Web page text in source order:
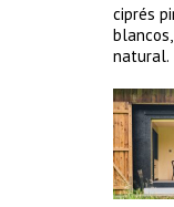
ciprés
natural.